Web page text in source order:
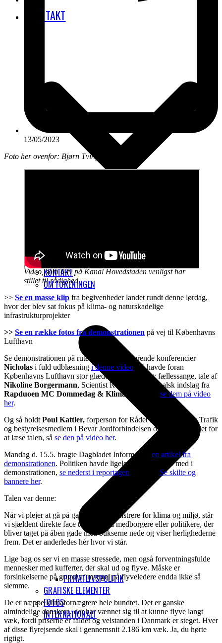
KONTAKT
FÅ VORES NYHEDSBREV
KONTAKT
OM FORENINGEN
PRIVATLIVSPOLITIK
GRAFISKE ELEMENTER
FOTOS
INTERNATIONALT
13/05/2023
Foto her ovenfor: Bjørn Tving Stauning
Video, som 0-tv på Kanal Hovedstaden venligst har
stillet til rådighed
>> Se en masse klip fra begivenheder landet rundt denne lørdag,
hvor der blev sat fokus på klima- og naturskadelige
infrastrukturprojekter
>> Se en række fotos fra demonstrationen på vej til Københavns
Lufthavn
Se demonstrationen på ruten og vores glimrende konferencier
Nicholas i fuld udblæsning i denne video . Vi havde foran
Københavns Lufthavn stor glæde af flere bidrag: fællessange, tale af
Nikoline Borgermann, Scientist Rebellion, musikalsk indslag fra
Rapduoen MC Dommedag & Klimahystaden
se dem på video
her.
Og så holdt Poul Kattler, forperson for Rådet for Bæredygtig Trafik
og bestyrelsesmedlem i Bevar Jordforbindelsen også tale. I stedet for
at læse talen, så se den på video her.
Mandag d. 15.5. bragte Dagbladet Information en artikel fra
demonstrationen. Politiken havde ligeledes en fotograf med i
demonstrationen, se nederst i reportagen
Se skilte og
bannere her.
Talen var denne:
Når vi plejer at gå på gaden og demonstrere for klima og miljø, står
vi sjældent direkte face to face med medborgere eller politikere, der
bliver taget på åben gade med bukserne nede og viser herlighederne
frem. Det er anderledes hér hvor vi står.
Lige bag os ser vi en masse stressede, men også forventningsfulde
mennesker med kufferter, der skal ud og flyve. Måske er
forsinkelserne på grund af mangel på flyveledere endda ikke så
slemme.
De er næppe klimafornægtere hele bundtet. Det er ganske
almindelige danskere, der har vænnet sig til at kunne flyve langt
væk, fordi priserne er faldet og velstanden i Danmark er steget. Hver
af disse flyrejsende skal i gennemsnit 2.186 km væk. Ja, du hørte
rigtigt.